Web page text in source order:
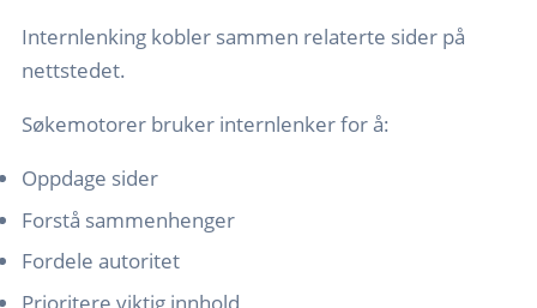
Internlenking kobler sammen relaterte sider på
nettstedet.
Søkemotorer bruker internlenker for å:
Oppdage sider
Forstå sammenhenger
Fordele autoritet